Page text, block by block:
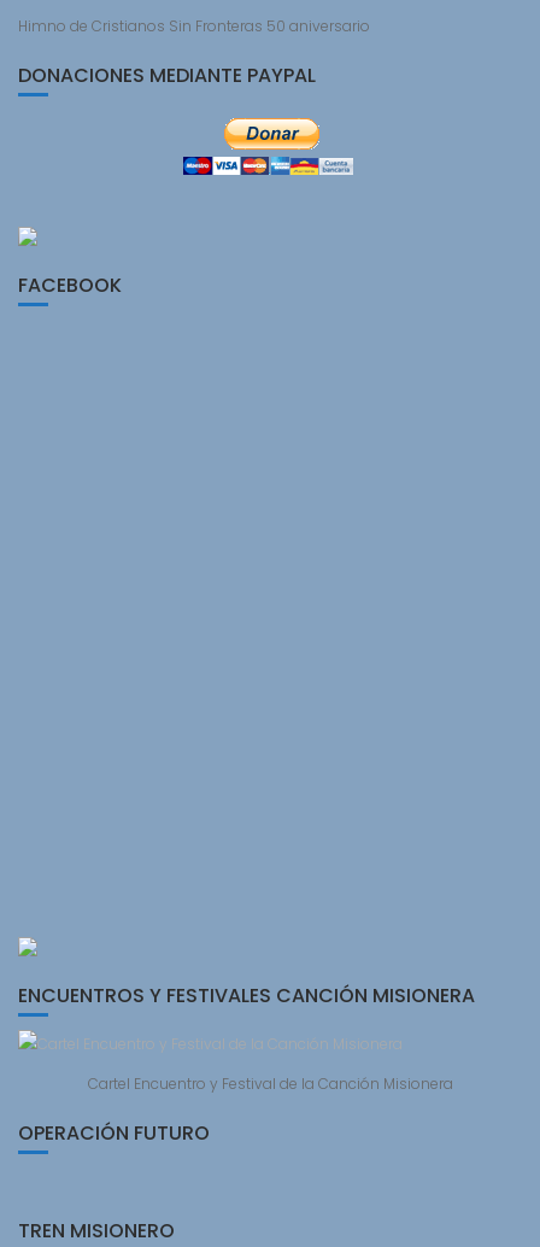
Himno de Cristianos Sin Fronteras 50 aniversario
DONACIONES MEDIANTE PAYPAL
FACEBOOK
ENCUENTROS Y FESTIVALES CANCIÓN MISIONERA
Cartel Encuentro y Festival de la Canción Misionera
OPERACIÓN FUTURO
TREN MISIONERO